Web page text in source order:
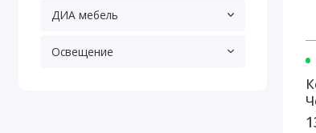
ДИА мебель
Освещение